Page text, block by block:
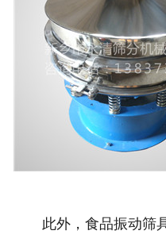
此外，食品振动筛